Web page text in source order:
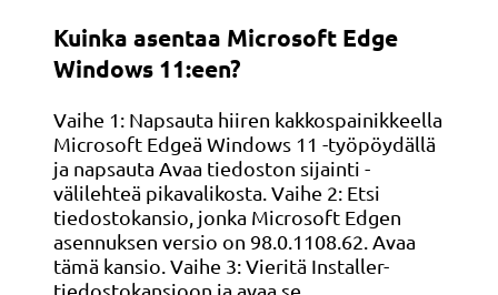
Kuinka asentaa Microsoft Edge
Windows 11:een?
Vaihe 1: Napsauta hiiren kakkospainikkeella
Microsoft Edgeä Windows 11 -työpöydällä
ja napsauta Avaa tiedoston sijainti -
välilehteä pikavalikosta. Vaihe 2: Etsi
tiedostokansio, jonka Microsoft Edgen
asennuksen versio on 98.0.1108.62. Avaa
tämä kansio. Vaihe 3: Vieritä Installer-